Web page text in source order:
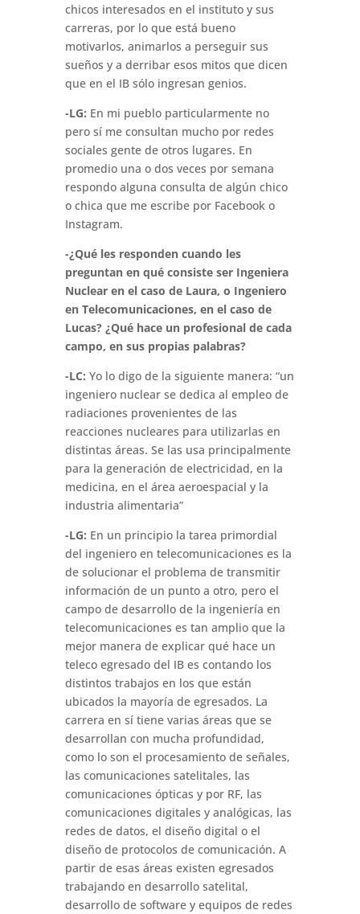
chicos interesados en el instituto y sus
carreras, por lo que está bueno
motivarlos, animarlos a perseguir sus
sueños y a derribar esos mitos que dicen
que en el IB sólo ingresan genios.
-LG: En mi pueblo particularmente no
pero sí me consultan mucho por redes
sociales gente de otros lugares. En
promedio una o dos veces por semana
respondo alguna consulta de algún chico
o chica que me escribe por Facebook o
Instagram.
-¿Qué les responden cuando les
preguntan en qué consiste ser Ingeniera
Nuclear en el caso de Laura, o Ingeniero
en Telecomunicaciones, en el caso de
Lucas? ¿Qué hace un profesional de cada
campo, en sus propias palabras?
-LC: Yo lo digo de la siguiente manera: “un
ingeniero nuclear se dedica al empleo de
radiaciones provenientes de las
reacciones nucleares para utilizarlas en
distintas áreas. Se las usa principalmente
para la generación de electricidad, en la
medicina, en el área aeroespacial y la
industria alimentaria”
-LG: En un principio la tarea primordial
del ingeniero en telecomunicaciones es la
de solucionar el problema de transmitir
información de un punto a otro, pero el
campo de desarrollo de la ingeniería en
telecomunicaciones es tan amplio que la
mejor manera de explicar qué hace un
teleco egresado del IB es contando los
distintos trabajos en los que están
ubicados la mayoría de egresados. La
carrera en sí tiene varias áreas que se
desarrollan con mucha profundidad,
como lo son el procesamiento de señales,
las comunicaciones satelitales, las
comunicaciones ópticas y por RF, las
comunicaciones digitales y analógicas, las
redes de datos, el diseño digital o el
diseño de protocolos de comunicación. A
partir de esas áreas existen egresados
trabajando en desarrollo satelital,
desarrollo de software y equipos de redes